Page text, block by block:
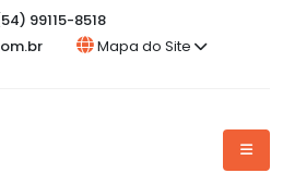
99115-8518
Mapa do Site